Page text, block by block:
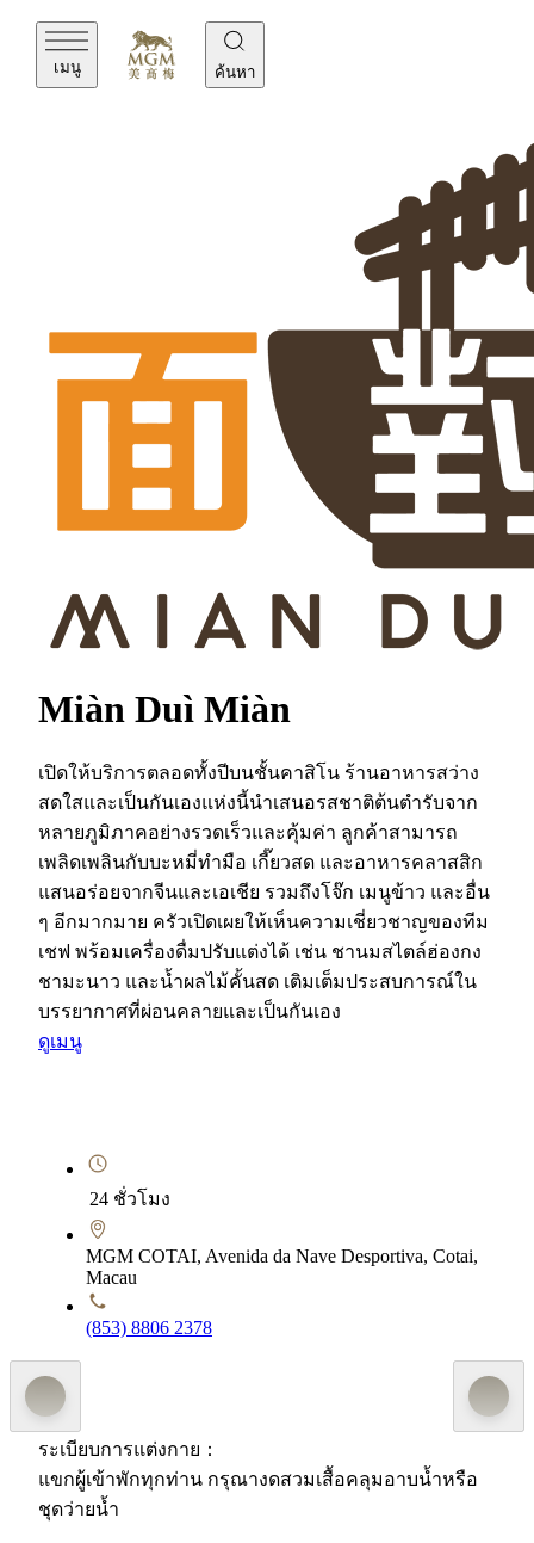
เมนู ค้นหา
Miàn Duì Miàn
เปิดให้บริการตลอดทั้งปีบนชั้นคาสิโน ร้านอาหารสว่าง
สดใสและเป็นกันเองแห่งนี้นำเสนอรสชาติต้นตำรับจาก
หลายภูมิภาคอย่างรวดเร็วและคุ้มค่า ลูกค้าสามารถ
เพลิดเพลินกับบะหมี่ทำมือ เกี๊ยวสด และอาหารคลาสสิก
แสนอร่อยจากจีนและเอเชีย รวมถึงโจ๊ก เมนูข้าว และอื่น
ๆ อีกมากมาย ครัวเปิดเผยให้เห็นความเชี่ยวชาญของทีม
เชฟ พร้อมเครื่องดื่มปรับแต่งได้ เช่น ชานมสไตล์ฮ่องกง
ชามะนาว และน้ำผลไม้คั้นสด เติมเต็มประสบการณ์ใน
บรรยากาศที่ผ่อนคลายและเป็นกันเอง
ดูเมนู
24 ชั่วโมง
MGM COTAI, Avenida da Nave Desportiva, Cotai,
Macau
(853) 8806 2378
ระเบียบการแต่งกาย：
แขกผู้เข้าพักทุกท่าน กรุณางดสวมเสื้อคลุมอาบน้ำหรือ
ชุดว่ายน้ำ